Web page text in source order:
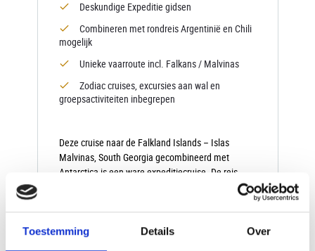
Toestemming Details Over
Deskundige Expeditie gidsen
Combineren met rondreis Argentinië en Chili
mogelijk
Unieke vaarroute incl. Falkans / Malvinas
Zodiac cruises, excursies aan wal en
groepsactiviteiten inbegrepen
Deze cruise naar de Falkland Islands – Islas
Malvinas, South Georgia gecombineerd met
Antarctica is een ware expeditiecruise. De reis
ruige schoonheid en een verrassend gevarieerd
dierenleven.